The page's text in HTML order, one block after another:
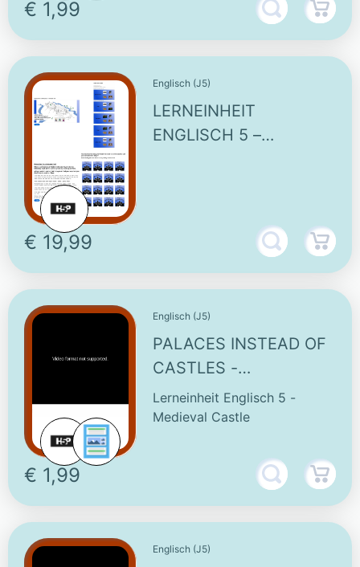
€ 1,99
Englisch (J5)
LERNEINHEIT
ENGLISCH 5 –
€ 19,99
Englisch (J5)
PALACES INSTEAD OF
CASTLES -
INTERACTIVE VIDEO
Lerneinheit Englisch 5 -
Medieval Castle
€ 1,99
Englisch (J5)